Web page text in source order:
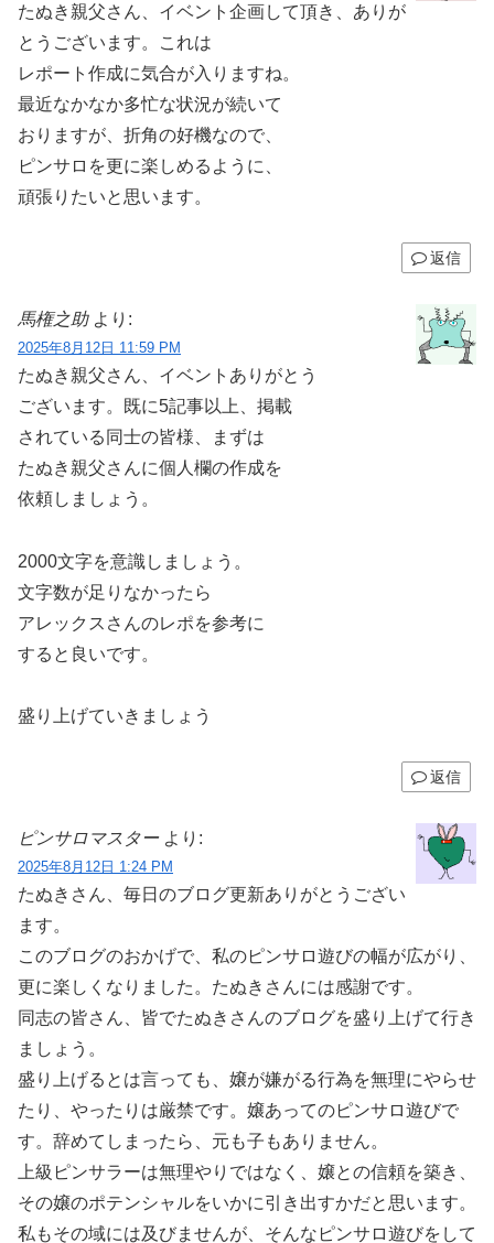
たぬき親父さん、イベント企画して頂き、ありが
とうございます。これは
レポート作成に気合が入りますね。
最近なかなか多忙な状況が続いて
おりますが、折角の好機なので、
ピンサロを更に楽しめるように、
頑張りたいと思います。
返信
馬権之助 より:
2025年8月12日 11:59 PM
たぬき親父さん、イベントありがとう
ございます。既に5記事以上、掲載
されている同士の皆様、まずは
たぬき親父さんに個人欄の作成を
依頼しましょう。
2000文字を意識しましょう。
文字数が足りなかったら
アレックスさんのレポを参考に
すると良いです。
盛り上げていきましょう
返信
ピンサロマスター より:
2025年8月12日 1:24 PM
たぬきさん、毎日のブログ更新ありがとうござい
ます。
このブログのおかげで、私のピンサロ遊びの幅が広がり、
更に楽しくなりました。たぬきさんには感謝です。
同志の皆さん、皆でたぬきさんのブログを盛り上げて行き
ましょう。
盛り上げるとは言っても、嬢が嫌がる行為を無理にやらせ
たり、やったりは厳禁です。嬢あってのピンサロ遊びで
す。辞めてしまったら、元も子もありません。
上級ピンサラーは無理やりではなく、嬢との信頼を築き、
その嬢のポテンシャルをいかに引き出すかだと思います。
私もその域には及びませんが、そんなピンサロ遊びをして